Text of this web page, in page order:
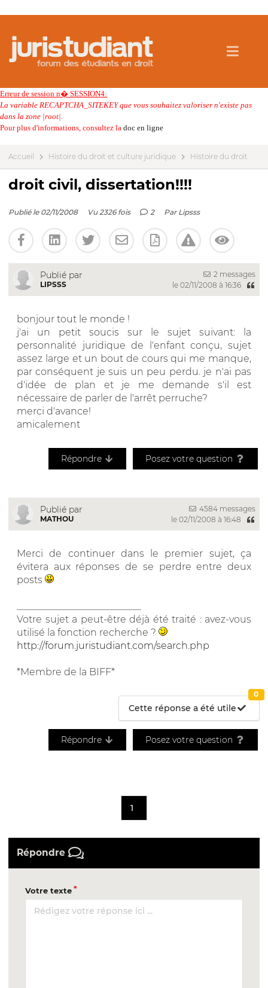
Erreur de session n� SESSION4:
La variable RECAPTCHA_SITEKEY que vous souhaitez valoriser n'existe pas
dans la zone |root|.
Pour plus d'informations, consultez la doc en ligne
Accueil Histoire du droit et culture juridique Histoire du droit
droit civil, dissertation!!!!
Publié le 02/11/2008 Vu 2326 fois 2 Par Lipsss
Publié par
LIPSSS
2 messages
le 02/11/2008 à 16:36
bonjour tout le monde !
j'ai un petit soucis sur le sujet suivant: la
personnalité juridique de l'enfant conçu, sujet
assez large et un bout de cours qui me manque,
par conséquent je suis un peu perdu. je n'ai pas
d'idée de plan et je me demande s'il est
nécessaire de parler de l'arrêt perruche?
merci d'avance!
amicalement
Répondre Posez votre question
Publié par
MATHOU
4584 messages
le 02/11/2008 à 16:48
Merci de continuer dans le premier sujet, ça
évitera aux réponses de se perdre entre deux
posts
Votre sujet a peut-être déjà été traité : avez-vous
utilisé la fonction recherche ?
http://forum.juristudiant.com/search.php
*Membre de la BIFF*
Cette réponse a été utile
0
Répondre Posez votre question
1
Répondre
Votre texte